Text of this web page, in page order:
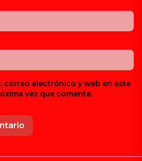
correo electrónico y web en este
vez que comente.